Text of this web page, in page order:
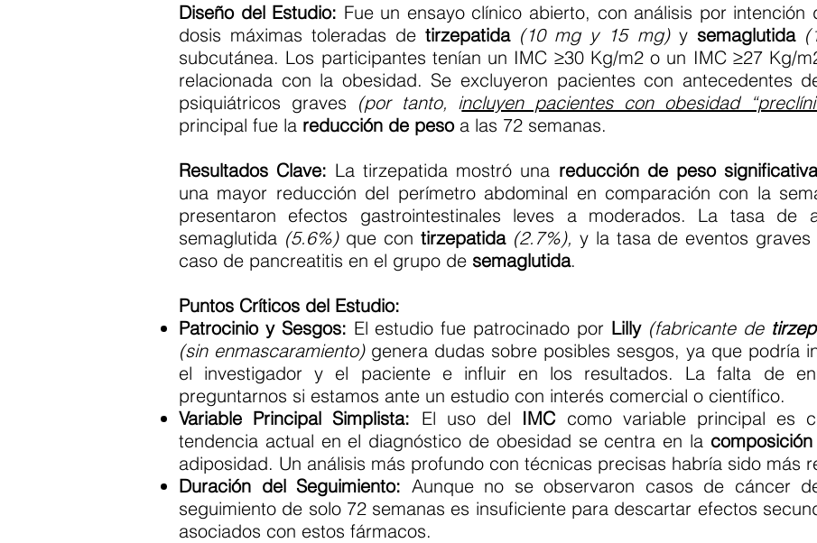
Diseño del Estudio: Fue un ensayo clínico abierto, con análisis por
dosis máximas toleradas detirzepatida (10 mg y 15 mg)y semaglutida
subcutánea. Los participantes tenían un IMC ≥30 Kg/m2 o un IMC ≥27 Kg/
relacionada con la obesidad. Se excluyeron pacientes con antecedentes
psiquiátricos graves (por tanto, incluyen pacientes con obesidad
principal fue la reducción de pesoa las 72 semanas.
Resultados Clave: La tirzepatida mostró una reducción de peso
una mayor reducción del perímetro abdominal en comparación con la
presentaron efectos gastrointestinales leves a moderados. La tasa de
semaglutida (5.6%)que con tirzepatida (2.7%), y la tasa de eventos
caso de pancreatitis en el grupo de semaglutida.
Puntos Críticos del Estudio:
Patrocinio y Sesgos: El estudio fue patrocinado por Lilly (fabricante de
(sin enmascaramiento)genera dudas sobre posibles sesgos, ya que podría
el investigador y el paciente e influir en los resultados. La falta de
preguntarnos si estamos ante un estudio con interés comercial o científico.
Variable Principal Simplista: El uso del IMCcomo variable principal es
tendencia actual en el diagnóstico de obesidad se centra en la
adiposidad. Un análisis más profundo con técnicas precisas habría sido más
Duración del Seguimiento: Aunque no se observaron casos de cáncer
seguimiento de solo 72 semanas es insuficiente para descartar efectos
asociados con estos fármacos.